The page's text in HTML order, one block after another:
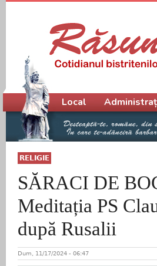
RELIGIE
SĂRACI DE
Meditația PS
după Rusalii
Dum, 11/17/2024 - 06:47
Meniu principal
Local